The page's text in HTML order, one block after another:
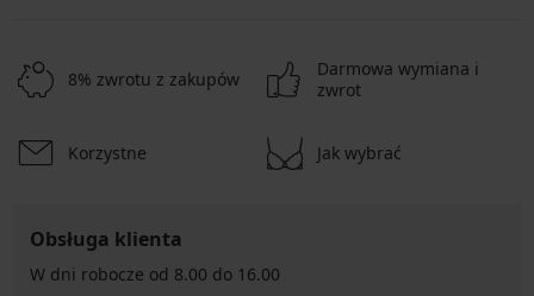
8% zwrotu z zakupów
Darmowa wymiana i
zwrot
Korzystne Jak wybrać
Obsługa klienta
W dni robocze od 8.00 do 16.00